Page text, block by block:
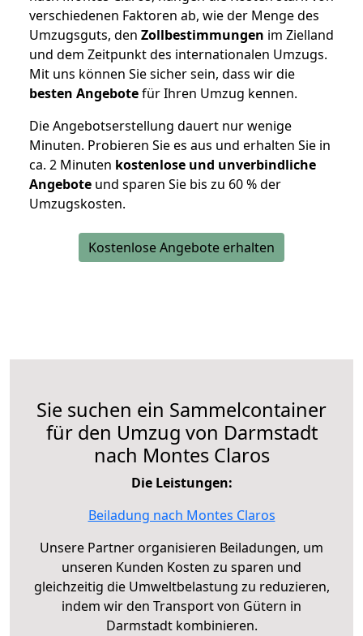
verschiedenen Faktoren ab, wie der Menge des
Umzugsguts, den Zollbestimmungen im Zielland
und dem Zeitpunkt des internationalen Umzugs.
Mit uns können Sie sicher sein, dass wir die
besten Angebotefür Ihren Umzug kennen.
Die Angebotserstellung dauert nur wenige
Minuten. Probieren Sie es aus und erhalten Sie in
ca. 2 Minuten kostenlose und unverbindliche
Angebote und sparen Sie bis zu 60 % der
Umzugskosten.
Kostenlose Angebote erhalten
Sie suchen ein Sammelcontainer
für den Umzug von Darmstadt
nach Montes Claros
Die Leistungen:
Beiladung nach Montes Claros
Unsere Partner organisieren Beiladungen, um
unseren Kunden Kosten zu sparen und
gleichzeitig die Umweltbelastung zu reduzieren,
indem wir den Transport von Gütern in
Darmstadt kombinieren.